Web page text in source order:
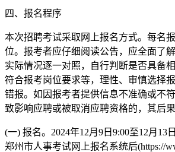
四、报名程序
本次招聘考试采取网上报名方式。每名
位。报考者应仔细阅读公告，应全面了
实际情况逐一对照，自行判断是否具备
符合报考岗位要求等，理性、审慎选择
错报。如因报考者提供信息不准确或不
致影响应聘或被取消应聘资格的，其后
(一) 报名。2024年12月9日9:00至12月13
郑州市人事考试网上报名系统后(https://